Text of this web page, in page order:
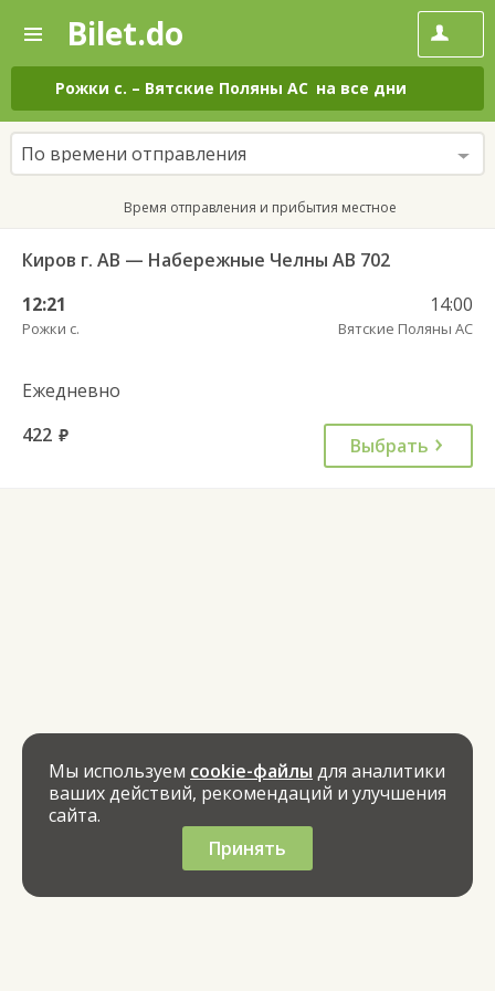
—
Поиск
и
покупка
билетов
на
автобус
онлайн
Bilet.do
Рожки с. – Вятские Поляны АС на все дни
По времени отправления
Время отправления и прибытия местное
Киров г. АВ — Набережные Челны АВ 702
12:21
Рожки с.
14:00
Вятские Поляны АС
Ежедневно
422 руб. Выбрать
Мы используем cookie-файлы для аналитики
ваших действий, рекомендаций и улучшения
сайта.
Принять